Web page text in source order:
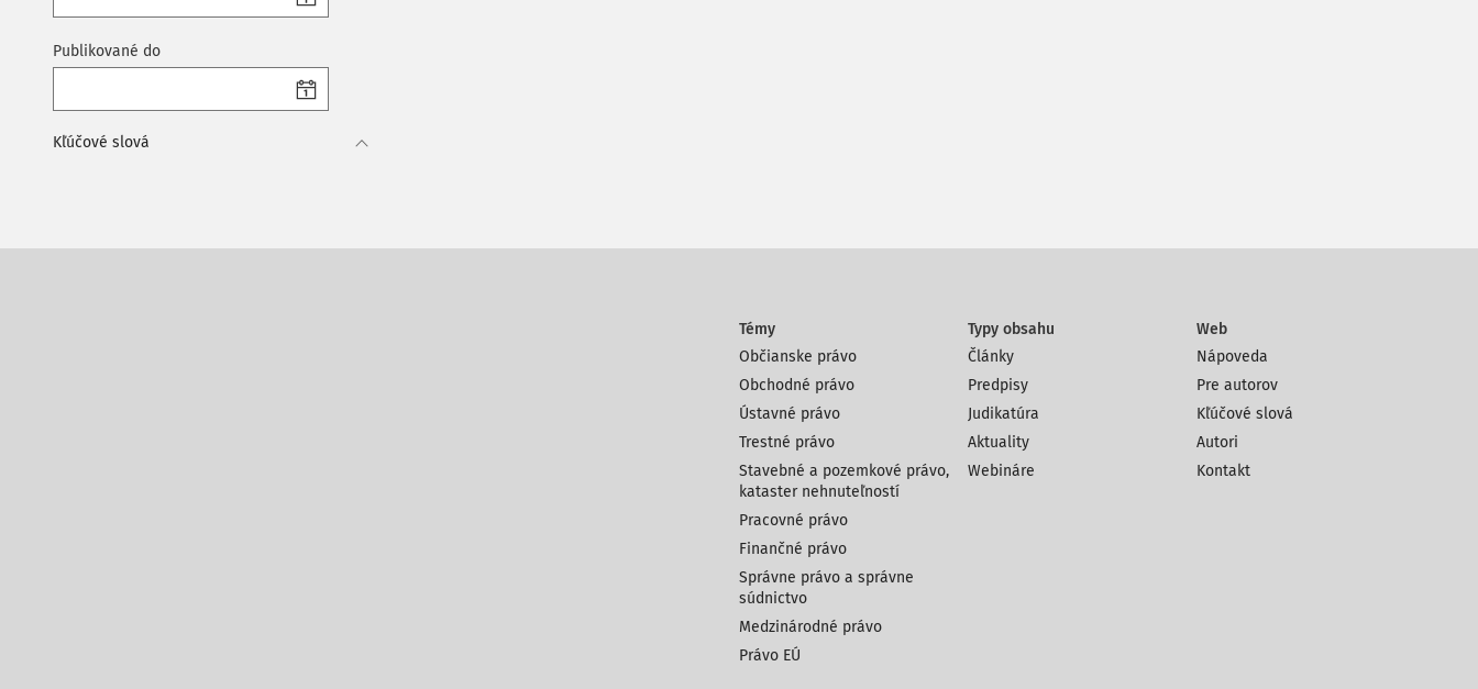
Publikované do
Kľúčové slová
Témy
Občianske právo
Obchodné právo
Ústavné právo
Trestné právo
Stavebné a pozemkové právo,
kataster nehnuteľností
Pracovné právo
Finančné právo
Správne právo a správne
súdnictvo
Medzinárodné právo
Právo EÚ
Typy obsahu
Články
Predpisy
Judikatúra
Aktuality
Webináre
Web
Nápoveda
Pre autorov
Kľúčové slová
Autori
Kontakt